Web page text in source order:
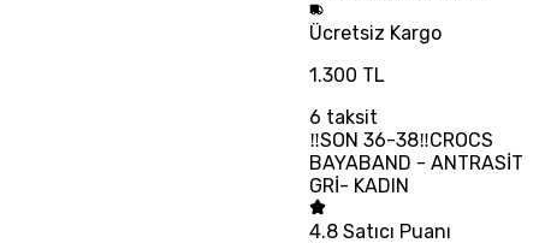
Ücretsiz Kargo
1.300 TL
6 taksit
‼SON 36-38‼CROCS
BAYABAND - ANTRASİT
GRİ- KADIN
4.8 Satıcı Puanı